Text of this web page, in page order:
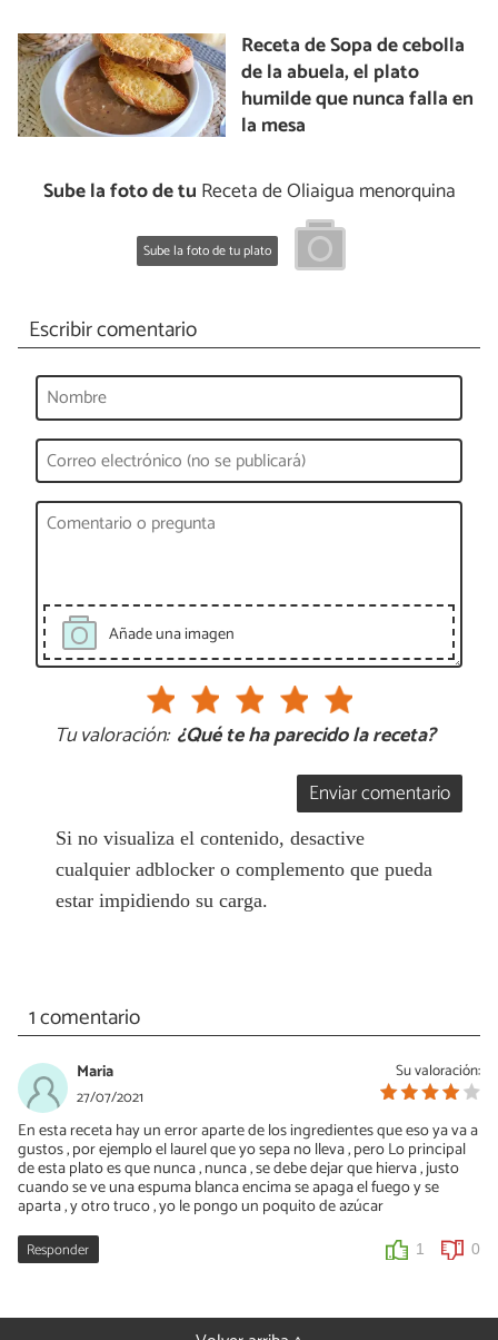
Receta de Sopa de cebolla
de la abuela, el plato
humilde que nunca falla en
la mesa
Sube la foto de tu Receta de Oliaigua menorquina
Sube la foto de tu plato
Escribir comentario
Añade una imagen
Tu valoración: ¿Qué te ha parecido la receta?
Enviar comentario
Si no visualiza el contenido, desactive
cualquier adblocker o complemento que pueda
estar impidiendo su carga.
1 comentario
Su valoración:
Maria
27/07/2021
En esta receta hay un error aparte de los ingredientes que eso ya va a
gustos , por ejemplo el laurel que yo sepa no lleva , pero Lo principal
de esta plato es que nunca , nunca , se debe dejar que hierva , justo
cuando se ve una espuma blanca encima se apaga el fuego y se
aparta , y otro truco , yo le pongo un poquito de azúcar
Responder 1 0